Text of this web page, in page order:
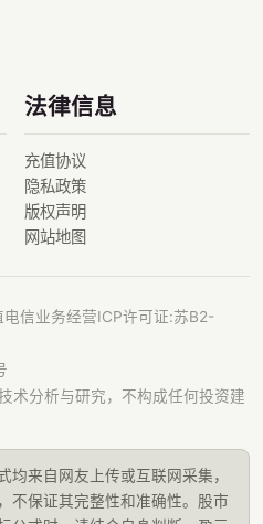
法律信息
充值协议
隐私政策
版权声明
网站地图
电信业务经营ICP许可证:苏B2-
术分析与研究，不构成任何投资建
均来自网友上传或互联网采集，
不保证其完整性和准确性。股市